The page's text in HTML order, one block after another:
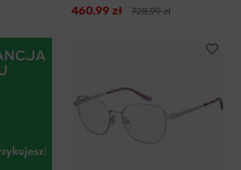
460,99 zł 728,99 zł